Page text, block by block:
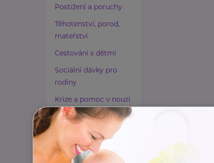
Postižení a poruchy
Těhotenství, porod,
mateřství
Cestování s dětmi
Sociální dávky pro
rodiny
Krize a pomoc v nouzi
Paliativní péče
Rady a tipy
Harmonie duše a těla